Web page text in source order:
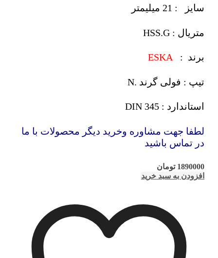
سایز : 21 میلیمتر
متریال : HSS.G
برند :
تیپ : فولی گرند .N
استاندارد : DIN 345
لطفا جهت مشاوره وخرید دیگر محصولات با ما
در تماس باشید
1890000 تومان
افزودن به سبد خرید